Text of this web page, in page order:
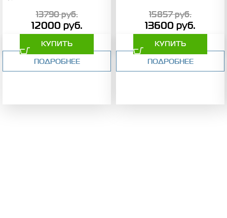
13790руб.
12000 руб.
КУПИТЬ
ПОДРОБНЕЕ
15857руб.
13600 руб.
КУПИТЬ
ПОДРОБНЕЕ